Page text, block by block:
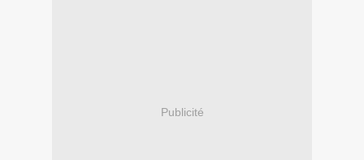
Publicité